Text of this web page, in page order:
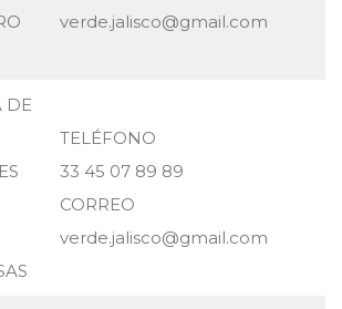
verde.jalisco@gmail.com
DE
TELÉFONO
33 45 07 89 89
CORREO
verde.jalisco@gmail.com